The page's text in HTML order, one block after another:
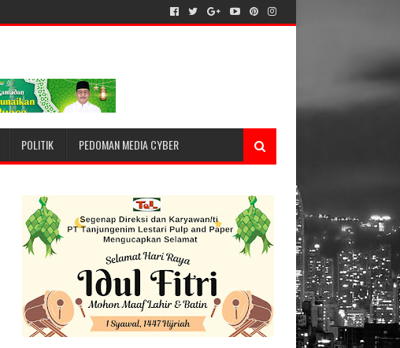
POLITIK PEDOMAN MEDIA CYBER